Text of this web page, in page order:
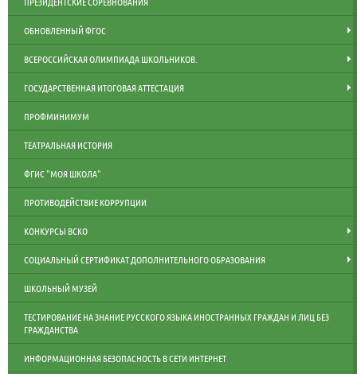
ОБНОВЛЕННЫЙ ФГОС
ВСЕРОССИЙСКАЯ ОЛИМПИАДА ШКОЛЬНИКОВ.
ГОСУДАРСТВЕННАЯ ИТОГОВАЯ АТТЕСТАЦИЯ
ПРОФМИНИМУМ
ТЕАТРАЛЬНАЯ ИСТОРИЯ
ФГИС "МОЯ ШКОЛА"
ПРОТИВОДЕЙСТВИЕ КОРРУПЦИИ
КОНКУРСЫ ВСКО
СОЦИАЛЬНЫЙ СЕРТИФИКАТ ДОПОЛНИТЕЛЬНОГО ОБРАЗОВАНИЯ
ШКОЛЬНЫЙ МУЗЕЙ
ТЕСТИРОВАНИЕ НА ЗНАНИЕ РУССКОГО ЯЗЫКА ИНОСТРАННЫХ ГРАЖДАН И ЛИЦ БЕЗ
ГРАЖДАНСТВА
ИНФОРМАЦИОННАЯ БЕЗОПАСНОСТЬ В СЕТИ ИНТЕРНЕТ